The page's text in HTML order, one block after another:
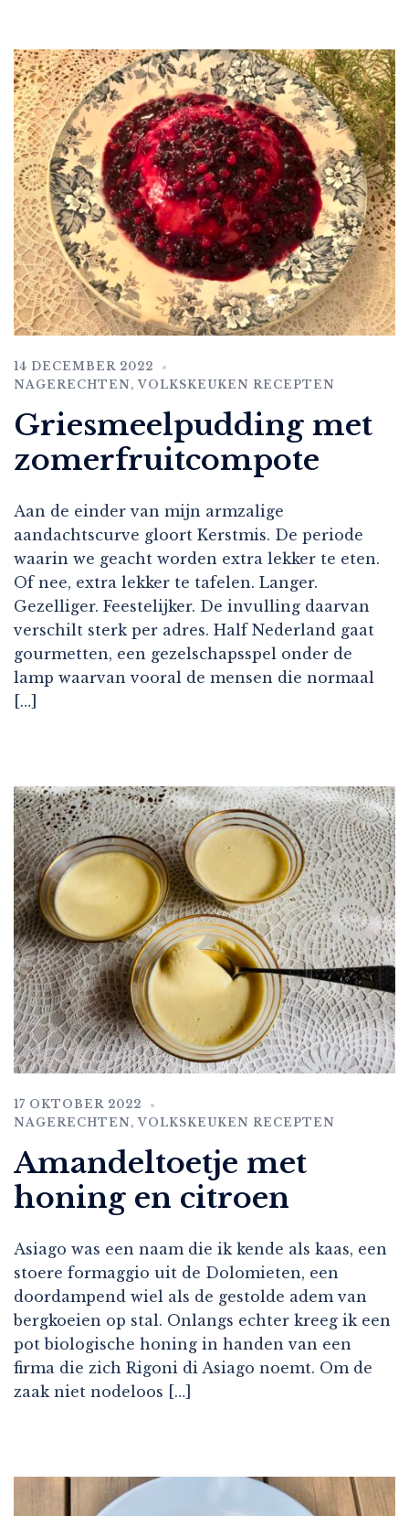
14 DECEMBER 2022
NAGERECHTEN,VOLKSKEUKEN RECEPTEN
Griesmeelpudding met
zomerfruitcompote
Aan de einder van mijn armzalige
aandachtscurve gloort Kerstmis. De periode
waarin we geacht worden extra lekker te eten.
Of nee, extra lekker te tafelen. Langer.
Gezelliger. Feestelijker. De invulling daarvan
verschilt sterk per adres. Half Nederland gaat
gourmetten, een gezelschapsspel onder de
lamp waarvan vooral de mensen die normaal
[…]
17 OKTOBER 2022
NAGERECHTEN,VOLKSKEUKEN RECEPTEN
Amandeltoetje met
honing en citroen
Asiago was een naam die ik kende als kaas, een
stoere formaggio uit de Dolomieten, een
doordampend wiel als de gestolde adem van
bergkoeien op stal. Onlangs echter kreeg ik een
pot biologische honing in handen van een
firma die zich Rigoni di Asiago noemt. Om de
zaak niet nodeloos […]